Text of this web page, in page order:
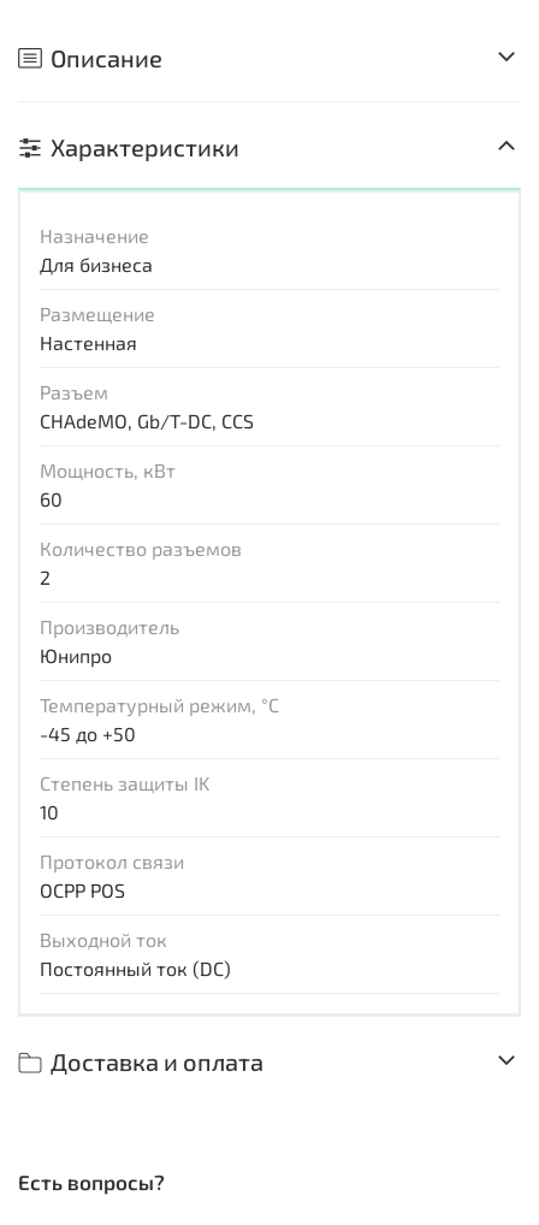
Описание
Характеристики
Назначение
Для бизнеса
Размещение
Настенная
Разъем
CHAdeMO, Gb/T-DC, CCS
Мощность, кВт
60
Количество разъемов
2
Производитель
Юнипро
Температурный режим, °С
-45 до +50
Степень защиты IK
10
Протокол связи
ОСРР POS
Выходной ток
Постоянный ток (DC)
Доставка и оплата
Есть вопросы?